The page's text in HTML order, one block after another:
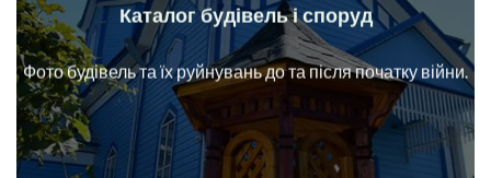
Каталог будівель і споруд
Фото будівель та їх руйнувань до та після початку війни.
Будинки, споруди, конструкції, об'єкти до та після початку
війни
Докладніше